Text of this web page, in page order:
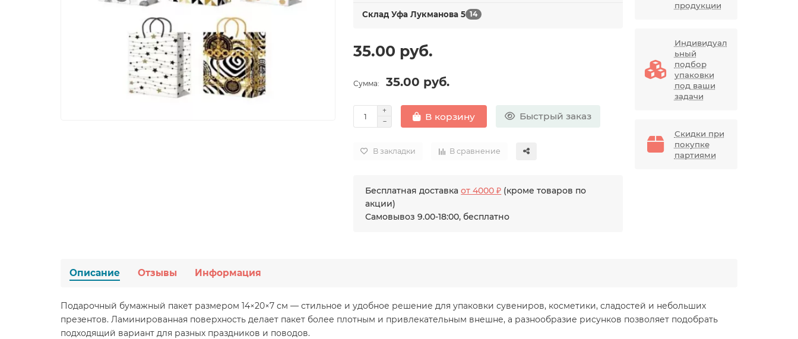
Склад Уфа Лукманова 5 14
35.00 руб.
Сумма: 35.00 руб.
В корзину Быстрый заказ
В закладки В сравнение
Бесплатная доставкаот 4000 ₽ (кроме товаров по
акции)
Самовывоз 9.00-18:00, бесплатно
продукции
Индивидуал
ьный
подбор
упаковки
под ваши
задачи
Скидки при
покупке
партиями
Описание Отзывы Информация
Подарочный бумажный пакет размером 14×20×7 см — стильное и удобное решение для упаковки сувениров, косметики, сладостей и небольших
презентов. Ламинированная поверхность делает пакет более плотным и привлекательным внешне, а разнообразие рисунков позволяет подобрать
подходящий вариант для разных праздников и поводов.